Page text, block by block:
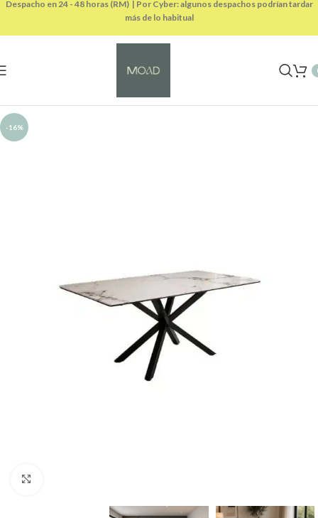
-16%
Despacho en 24 - 48 horas (RM) | Por Cyber: algunos despachos podrían tardar
más de lo habitual